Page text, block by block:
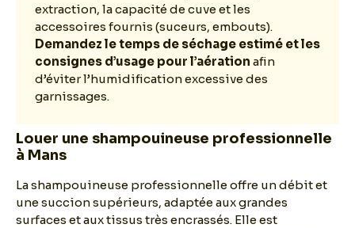
extraction, la capacité de cuve et les
accessoires fournis (suceurs, embouts).
Demandez le temps de séchage estimé et les
consignes d’usage pour l’aération afin
d’éviter l’humidification excessive des
garnissages.
Louer une shampouineuse professionnelle
à Mans
La shampouineuse professionnelle offre un débit et
une succion supérieurs, adaptée aux grandes
surfaces et aux tissus très encrassés. Elle est